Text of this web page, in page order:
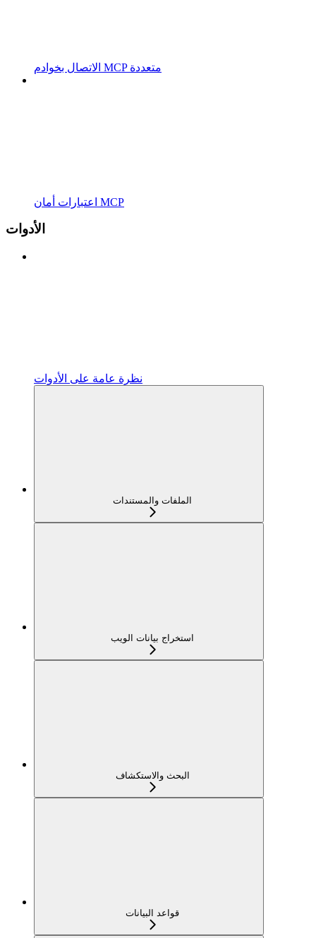
الاتصال بخوادم MCP متعددة
اعتبارات أمان MCP
الأدوات
نظرة عامة على الأدوات
الملفات والمستندات
استخراج بيانات الويب
البحث والاستكشاف
قواعد البيانات